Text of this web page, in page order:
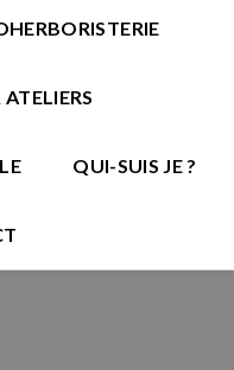
QUI-SUIS JE ?